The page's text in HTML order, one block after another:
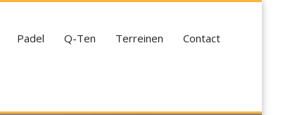
Padel Q-Ten Terreinen Contact